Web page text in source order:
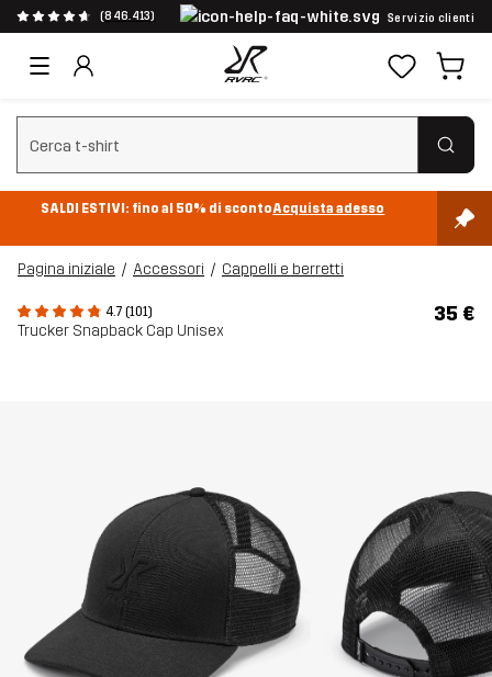
(846.413) Servizio clienti
Cancella ricerca
SALDI ESTIVI: fino al 50% di scontoAcquista adesso
Pagina iniziale Accessori Cappelli e berretti
4.7 (101)
Trucker Snapback Cap Unisex
35 €